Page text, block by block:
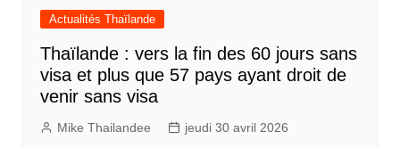
Actualités Thaïlande
Thaïlande : vers la fin des 60 jours sans
visa et plus que 57 pays ayant droit de
venir sans visa
Mike Thailandee jeudi 30 avril 2026